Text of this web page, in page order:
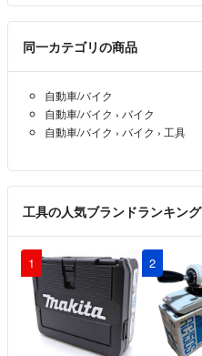
同一カテゴリの商品
自動車/バイク
自動車/バイク › バイク
自動車/バイク › バイク › 工具
工具の人気ブランドランキング
1 2